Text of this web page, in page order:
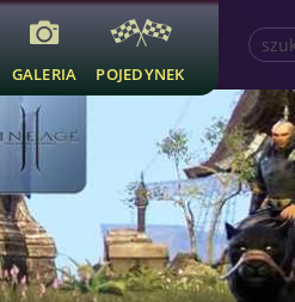
GALERIA POJEDYNEK